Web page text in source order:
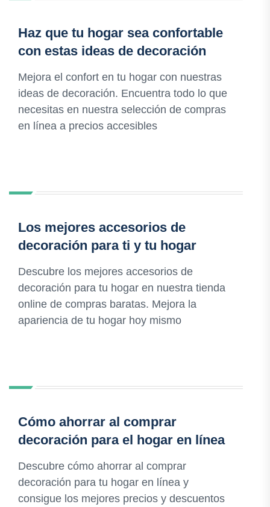
Haz que tu hogar sea confortable
con estas ideas de decoración
Mejora el confort en tu hogar con nuestras
ideas de decoración. Encuentra todo lo que
necesitas en nuestra selección de compras
en línea a precios accesibles
Los mejores accesorios de
decoración para ti y tu hogar
Descubre los mejores accesorios de
decoración para tu hogar en nuestra tienda
online de compras baratas. Mejora la
apariencia de tu hogar hoy mismo
Cómo ahorrar al comprar
decoración para el hogar en línea
Descubre cómo ahorrar al comprar
decoración para tu hogar en línea y
consigue los mejores precios y descuentos